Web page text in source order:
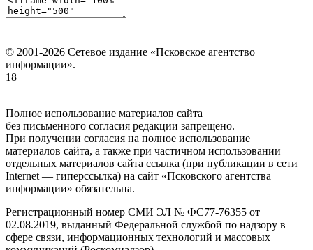
© 2001-2026 Сетевое издание «Псковское агентство
информации».
18+
Полное использование материалов сайта
без письменного согласия редакции запрещено.
При получении согласия на полное использование
материалов сайта, а также при частичном использовании
отдельных материалов сайта ссылка (при публикации в сети
Internet — гиперссылка) на сайт «Псковского агентства
информации» обязательна.
Регистрационный номер СМИ ЭЛ № ФС77-76355 от
02.08.2019, выданный Федеральной службой по надзору в
сфере связи, информационных технологий и массовых